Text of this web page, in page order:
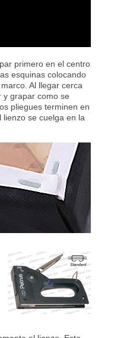
primero en el centro
esquinas colocando
Al llegar cerca
y grapar como se
pliegues terminen en
lienzo se cuelga en la